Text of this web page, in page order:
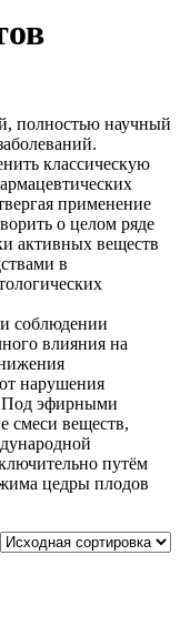
полностью научный
классическую
применение
о целом ряде
активных веществ
в
соблюдении
влияния на
нарушения
Под эфирными
смеси веществ,
путём
цедры плодов